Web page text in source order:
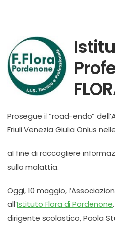
Prosegue il “road-endo”
Friuli Venezia Giulia Onlus
al fine di raccogliere
sulla malattia.
Oggi, 10 maggio,
all’Istituto Flora di Pordenone
dirigente scolastico, Paola